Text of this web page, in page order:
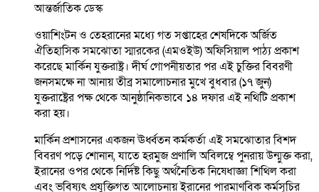
আন্তর্জাতিক ডেস্ক
ওয়াশিংটন ও তেহরানের মধ্যে গত সপ্তাহের শেষদিকে অর্জিত
ঐতিহাসিক সমঝোতা স্মারকের (এমওইউ) অফিসিয়াল পাঠ্য প্রকাশ
করেছে মার্কিন যুক্তরাষ্ট্র। দীর্ঘ গোপনীয়তার পর এই চুক্তির বিবরণী
জনসমক্ষে না আনায় তীব্র সমালোচনার মুখে বুধবার (১৭ জুন)
যুক্তরাষ্ট্রের পক্ষ থেকে আনুষ্ঠানিকভাবে ১৪ দফার এই নথিটি প্রকাশ
করা হয়।
মার্কিন প্রশাসনের একজন ঊর্ধ্বতন কর্মকর্তা এই সমঝোতার বিশদ
বিবরণ পড়ে শোনান, যাতে হরমুজ প্রণালি অবিলম্বে পুনরায় উন্মুক্ত করা,
ইরানের ওপর থেকে নির্দিষ্ট কিছু অর্থনৈতিক নিষেধাজ্ঞা শিথিল করা
এবং ভবিষ্যৎ প্রযুক্তিগত আলোচনায় ইরানের পারমাণবিক কর্মসূচির